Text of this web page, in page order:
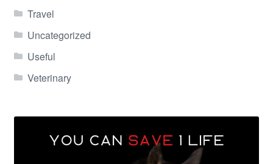
Travel
Uncategorized
Useful
Veterinary